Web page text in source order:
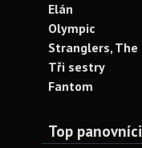
Elán
Olympic
Stranglers, The
Tři sestry
Fantom
Top panovníci